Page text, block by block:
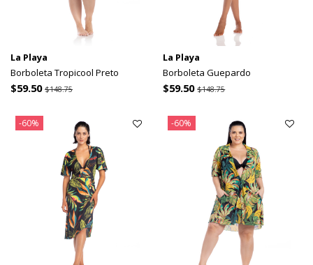
La Playa
Borboleta Tropicool Preto
$59.50 $148.75
La Playa
Borboleta Guepardo
$59.50$148.75
-60% -60%